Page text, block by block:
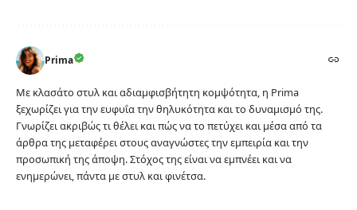
Prima
Με κλασάτο στυλ και αδιαμφισβήτητη κομψότητα, η Prima
ξεχωρίζει για την ευφυΐα την θηλυκότητα και το δυναμισμό της.
Γνωρίζει ακριβώς τι θέλει και πώς να το πετύχει και μέσα από τα
άρθρα της μεταφέρει στους αναγνώστες την εμπειρία και την
προσωπική της άποψη. Στόχος της είναι να εμπνέει και να
ενημερώνει, πάντα με στυλ και φινέτσα.